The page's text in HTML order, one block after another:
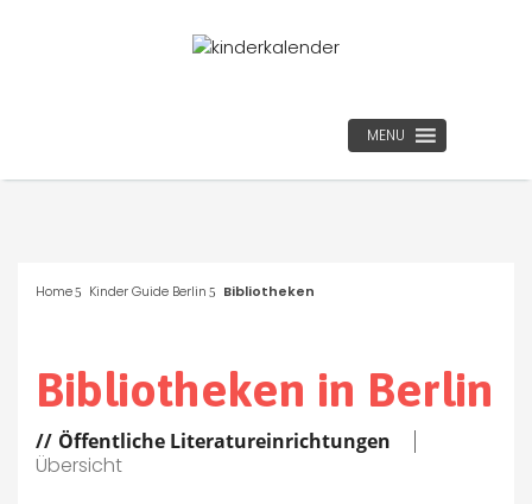
MENU
Home Kinder Guide Berlin Bibliotheken
Bibliotheken in Berlin
Öffentliche Literatureinrichtungen
Übersicht